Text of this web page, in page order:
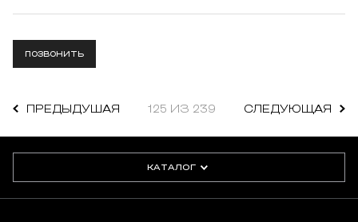
ПОЗВОНИТЬ
ПРЕДЫДУШАЯ 125 ИЗ 239 СЛЕДУЮЩАЯ
КАТАЛОГ